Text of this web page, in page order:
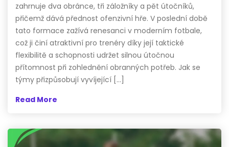
zahrnuje dva obránce, tři záložníky a pět útočníků,
přičemž dává přednost ofenzivní hře. V poslední době
tato formace zažívá renesanci v moderním fotbale,
což ji činí atraktivní pro trenéry díky její taktické
flexibilitě a schopnosti udržet silnou útočnou
přítomnost při zohlednění obranných potřeb. Jak se
týmy přizpůsobují vyvíjející […]
Read More